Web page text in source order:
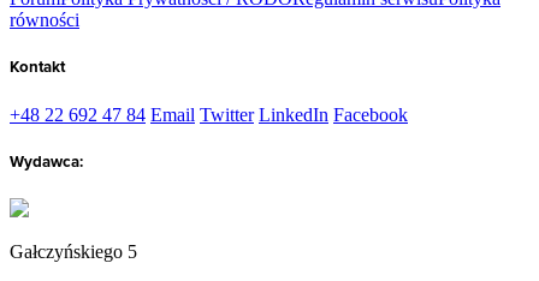
równości
Kontakt
+48 22 692 47 84 Email Twitter LinkedIn Facebook
Wydawca:
Gałczyńskiego 5